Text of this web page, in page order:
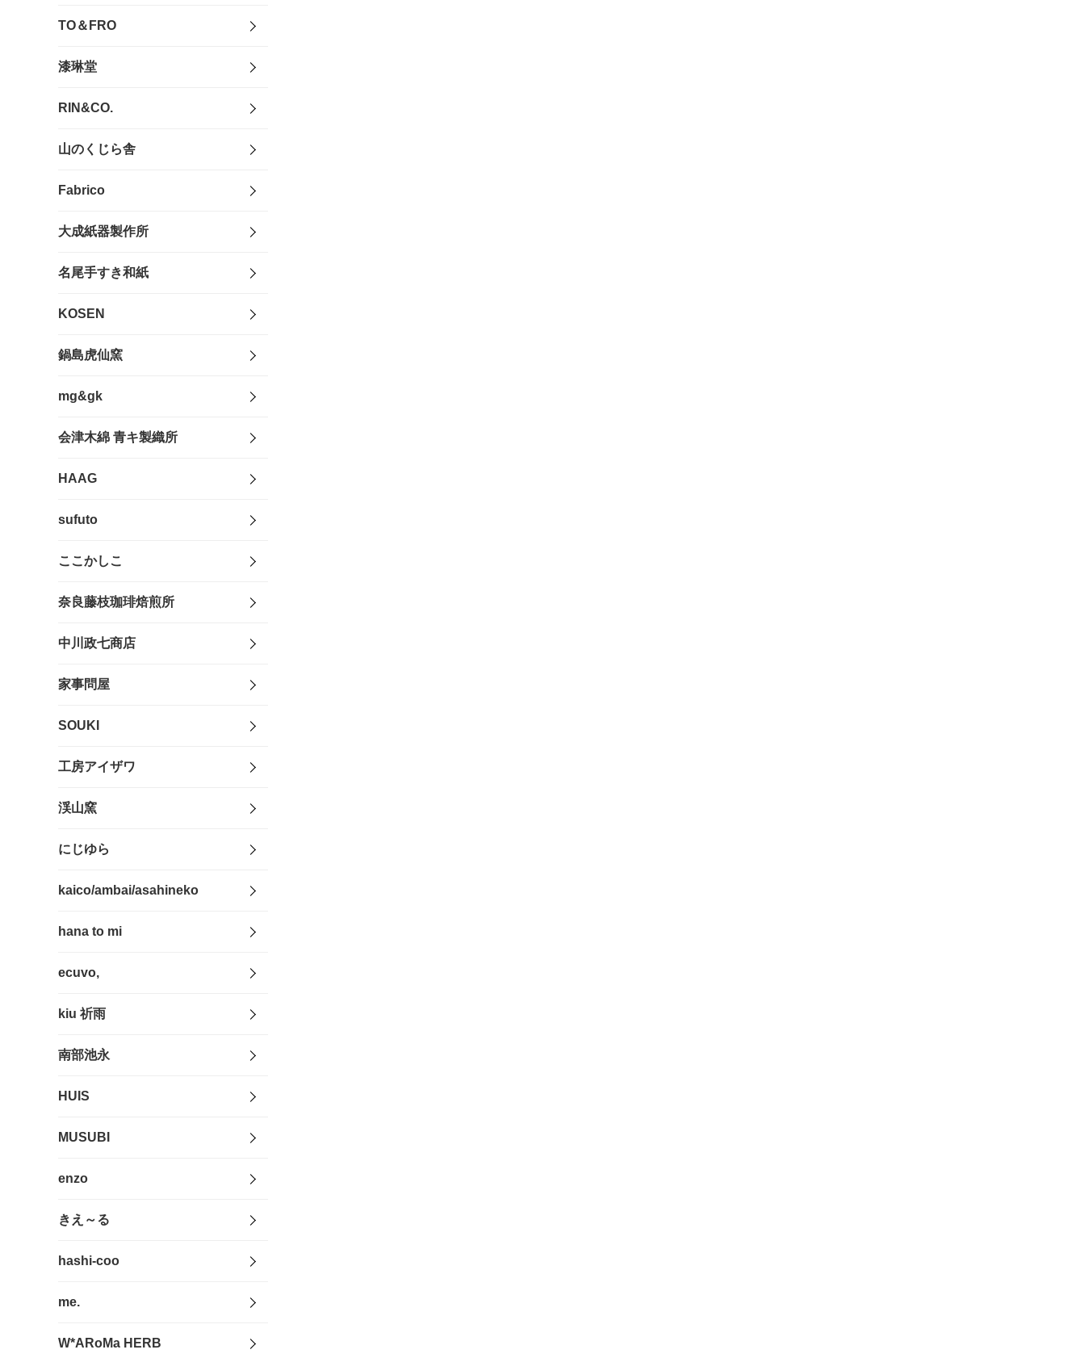
TO＆FRO
漆琳堂
RIN&CO.
山のくじら舎
Fabrico
大成紙器製作所
名尾手すき和紙
KOSEN
鍋島虎仙窯
mg&gk
会津木綿 青キ製織所
HAAG
sufuto
ここかしこ
奈良藤枝珈琲焙煎所
中川政七商店
家事問屋
SOUKI
工房アイザワ
渓山窯
にじゆら
kaico/ambai/asahineko
hana to mi
ecuvo,
kiu 祈雨
南部池永
HUIS
MUSUBI
enzo
きえ～る
hashi-coo
me.
W*ARoMa HERB